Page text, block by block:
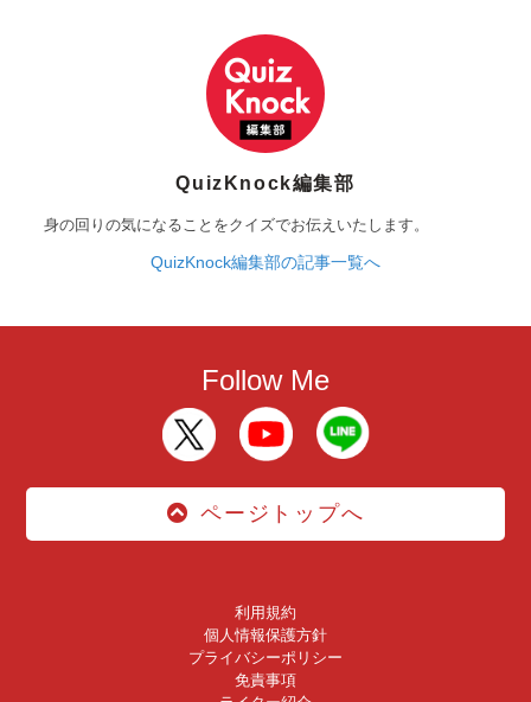
QuizKnock編集部
身の回りの気になることをクイズでお伝えいたします。
QuizKnock編集部の記事一覧へ
Follow Me
ページトップへ
利用規約
個人情報保護方針
プライバシーポリシー
免責事項